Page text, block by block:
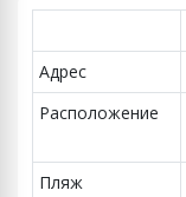
Адрес
Расположение
Пляж